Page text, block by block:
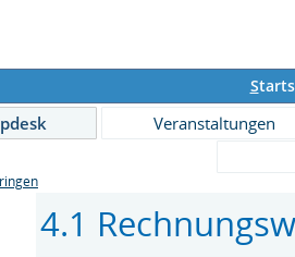
S
Veranstaltungen
4.1